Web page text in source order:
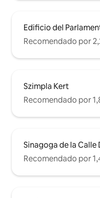
Edificio del
Recomendado por
Szimpla Kert
Recomendado por
Sinagoga de la Calle
Recomendado por